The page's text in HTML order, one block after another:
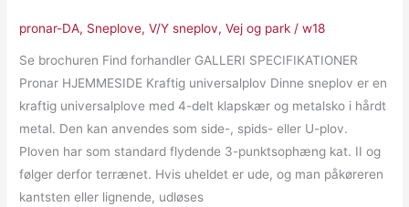
pronar-DA, Sneplove,V/Y sneplov,Vej og park /w18
Se brochuren Find forhandler GALLERI SPECIFIKATIONER
Pronar HJEMMESIDE Kraftig universalplov Dinne sneplov er en
kraftig universalplove med 4-delt klapskær og metalsko i hårdt
metal. Den kan anvendes som side-, spids- eller U-plov.
Ploven har som standard flydende 3-punktsophæng kat. II og
følger derfor terrænet. Hvis uheldet er ude, og man påkøreren
kantsten eller lignende, udløses